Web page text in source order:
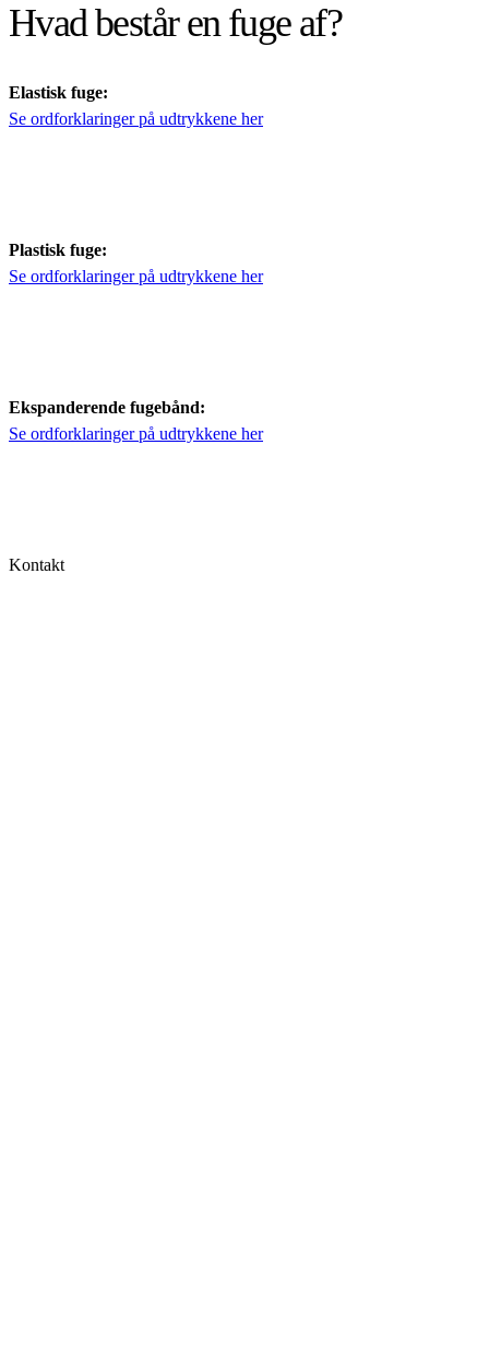
Hvad består en fuge af?
Elastisk fuge:
Se ordforklaringer på udtrykkene her
Plastisk fuge:
Se ordforklaringer på udtrykkene her
Ekspanderende fugebånd:
Se ordforklaringer på udtrykkene her
Kontakt